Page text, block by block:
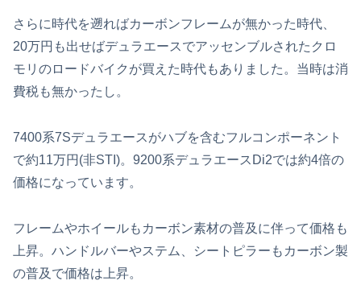
さらに時代を遡ればカーボンフレームが無かった時代、
20万円も出せばデュラエースでアッセンブルされたクロ
モリのロードバイクが買えた時代もありました。当時は消
費税も無かったし。
7400系7Sデュラエースがハブを含むフルコンポーネント
で約11万円(非STI)。9200系デュラエースDi2では約4倍の
価格になっています。
フレームやホイールもカーボン素材の普及に伴って価格も
上昇。ハンドルバーやステム、シートピラーもカーボン製
の普及で価格は上昇。